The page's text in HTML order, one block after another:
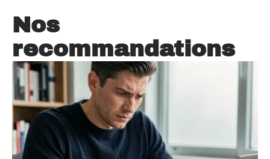
Nos
recommandations